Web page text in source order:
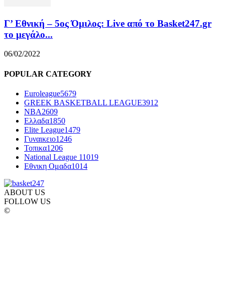
Γ’ Εθνική – 5ος Όμιλος: Live από το Basket247.gr
το μεγάλο...
06/02/2022
POPULAR CATEGORY
Euroleague5679
GREEK BASKETBALL LEAGUE3912
NBA2609
Ελλαδα1850
Elite League1479
Γυναικειο1246
Τοπικα1206
National League 11019
Εθνικη Ομαδα1014
ABOUT US
FOLLOW US
©